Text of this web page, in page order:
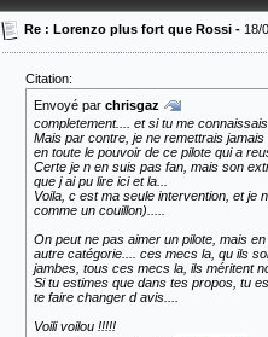
Re : Lorenzo plus fort que Rossi - 18/
Citation:
Envoyé par chrisgaz
completement.... et si tu me
Mais par contre, je ne remettrais
en toute le pouvoir de ce pilote qui a
Certe je n en suis pas fan, mais son
que j ai pu lire ici et la...
Voila, c est ma seule intervention, et je
comme un couillon).....
On peut ne pas aimer un pilote, mais
autre catégorie.... ces mecs la, qu ils
jambes, tous ces mecs la, ils méritent
Si tu estimes que dans tes propos, tu
te faire changer d avis....
Voili voilou !!!!!